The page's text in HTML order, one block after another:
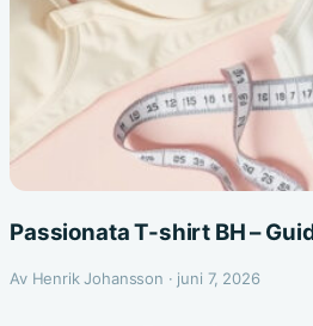
Passionata T-shirt BH –
Av Henrik Johansson · juni 7, 2026